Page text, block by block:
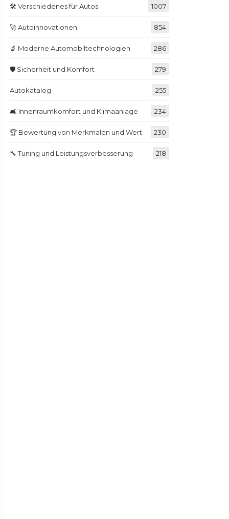
🛠️ Verschiedenes für Autos 1007
🚀 Autoinnovationen 854
🔬 Moderne Automobiltechnologien 286
🛡️ Sicherheit und Komfort 279
Autokatalog 255
🛋️ Innenraumkomfort und Klimaanlage 234
🏆 Bewertung von Merkmalen und Wert 230
🔧 Tuning und Leistungsverbesserung 218